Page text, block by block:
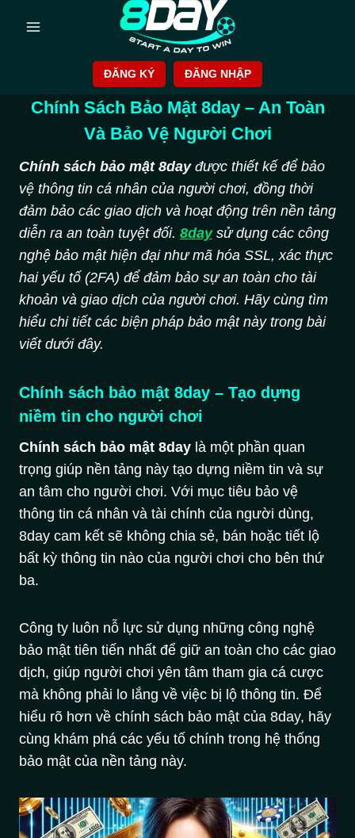
ĐĂNG KÝ ĐĂNG NHẬP
Chính Sách Bảo Mật 8day – An Toàn
Và Bảo Vệ Người Chơi
Chính sách bảo mật 8dayđược thiết kế để bảo
vệ thông tin cá nhân của người chơi, đồng thời
đảm bảo các giao dịch và hoạt động trên nền tảng
diễn ra an toàn tuyệt đối. 8daysử dụng các công
nghệ bảo mật hiện đại như mã hóa SSL, xác thực
hai yếu tố (2FA) để đảm bảo sự an toàn cho tài
khoản và giao dịch của người chơi. Hãy cùng tìm
hiểu chi tiết các biện pháp bảo mật này trong bài
viết dưới đây.
Chính sách bảo mật 8day – Tạo dựng
niềm tin cho người chơi
Chính sách bảo mật 8day là một phần quan
trọng giúp nền tảng này tạo dựng niềm tin và sự
an tâm cho người chơi. Với mục tiêu bảo vệ
thông tin cá nhân và tài chính của người dùng,
8day cam kết sẽ không chia sẻ, bán hoặc tiết lộ
bất kỳ thông tin nào của người chơi cho bên thứ
ba.
Công ty luôn nỗ lực sử dụng những công nghệ
bảo mật tiên tiến nhất để giữ an toàn cho các giao
dịch, giúp người chơi yên tâm tham gia cá cược
mà không phải lo lắng về việc bị lộ thông tin. Để
hiểu rõ hơn về chính sách bảo mật của 8day, hãy
cùng khám phá các yếu tố chính trong hệ thống
bảo mật của nền tảng này.